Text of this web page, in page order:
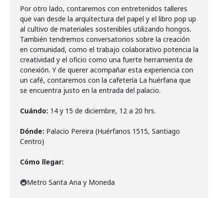
Por otro lado, contaremos con entretenidos talleres
que van desde la arquitectura del papel y el libro pop up
al cultivo de materiales sostenibles utilizando hongos.
También tendremos conversatorios sobre la creación
en comunidad, como el trabajo colaborativo potencia la
creatividad y el oficio como una fuerte herramienta de
conexión. Y de querer acompañar esta experiencia con
un café, contaremos con la cafetería La huérfana que
se encuentra justo en la entrada del palacio.
Cuándo: 14 y 15 de diciembre, 12 a 20 hrs.
Dónde: Palacio Pereira (Huérfanos 1515, Santiago
Centro)
Cómo llegar:
🚇Metro Santa Ana y Moneda